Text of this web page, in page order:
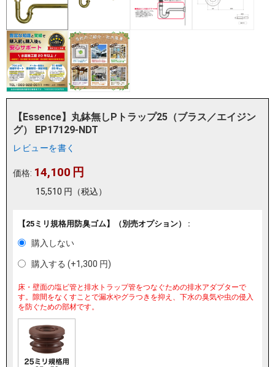
【Essence】丸鉢無しPトラップ25（ブラス／エイジン
グ） EP17129-NDT
レビューを書く
価格: 14,100 円
15,510 円 （税込）
【25ミリ規格用防臭ゴム】（別売オプション） :
購入しない
購入する (+1,300 円)
床・壁面の塩ビ管と排水トラップ管をつなぐための排水アダプターで
す。隙間をなくすことで漏水やグラつきを抑え、下水の臭気や虫の侵入
を防ぐための部材です。